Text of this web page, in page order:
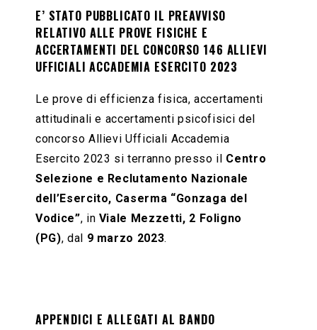
E’ STATO PUBBLICATO IL PREAVVISO
RELATIVO ALLE PROVE FISICHE E
ACCERTAMENTI DEL CONCORSO 146 ALLIEVI
UFFICIALI ACCADEMIA ESERCITO 2023
Le prove di efficienza fisica, accertamenti
attitudinali e accertamenti psicofisici del
concorso Allievi Ufficiali Accademia
Esercito 2023 si terranno presso il Centro
Selezione e Reclutamento Nazionale
dell’Esercito, Caserma “Gonzaga del
Vodice”, in Viale Mezzetti, 2 Foligno
(PG), dal 9 marzo 2023.
APPENDICI E ALLEGATI AL BANDO